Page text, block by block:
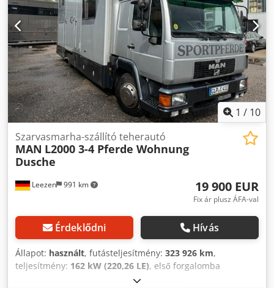
és megtekintése: STX HORSETRUCKS GERMANY
Hamburgerstrasse 65 23816 Leezen Lovasszállító járművek
és utánfutók értékesítése és szervize minden márkához.
Időpont-egyeztetés szükséges Richard Theurer vagy
Andreas Theurer elérhetőségen.
1 / 10
Leezen 991 km
Szarvasmarha-szállító teherautó
MAN L2000 3-4 Pferde Wohnung
Dusche
19 900 EUR
Fix ár plusz ÁFA-val
Érdeklődni Hívás
Állapot: használt, futásteljesítmény: 323 926 km,
teljesítmény: 162 kW (220,26 LE), első forgalomba
, üzemanyagtípus: